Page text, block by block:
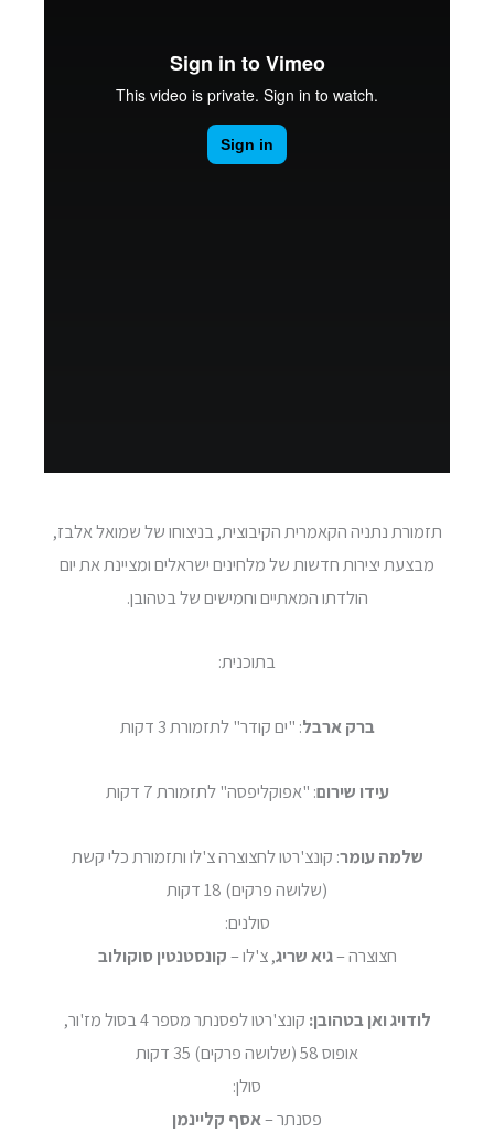
תזמורת נתניה הקאמרית הקיבוצית, בניצוחו של שמואל אלבז,
מבצעת יצירות חדשות של מלחינים ישראלים ומציינת את יום
הולדתו המאתיים וחמישים של בטהובן.
בתוכנית:
ברק ארבל: "ים קודר" לתזמורת 3 דקות
עידו שירום: "אפוקליפסה" לתזמורת 7 דקות
שלמה עומר: קונצ'רטו לחצוצרה צ'לו ותזמורת כלי קשת
(שלושה פרקים) 18 דקות
סולנים:
חצוצרה –גיא שריג, צ'לו –קונסטנטין סוקולוב
לודויג ואן בטהובן:
קונצ'רטו לפסנתר מספר 4 בסול מז'ור,
אופוס 58 (שלושה פרקים) 35 דקות
סולן:
פסנתר –אסף קליינמן